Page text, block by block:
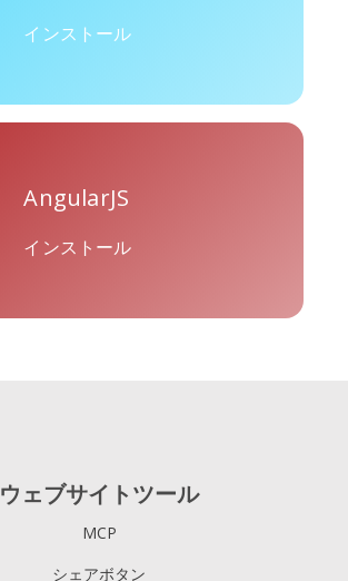
インストール
AngularJS
インストール
ウェブサイトツール
MCP
シェアボタン